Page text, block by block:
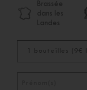
Brassée
dans les
Landes